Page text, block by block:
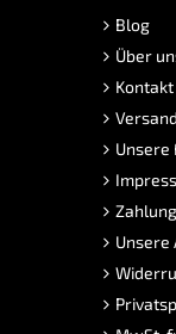
Blog
Über
Kontakt
Unsere
Unsere